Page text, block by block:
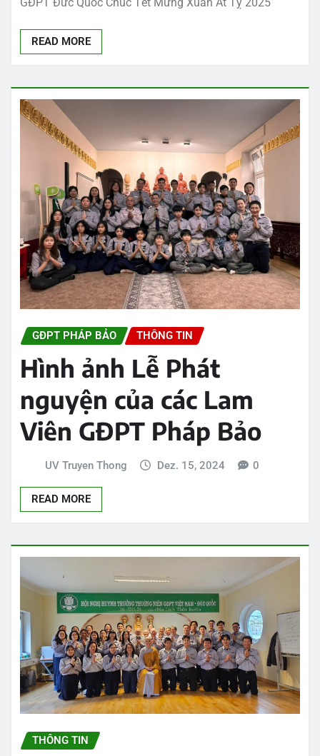
GĐPT Đức Quốc Chúc Tết Mừng Xuân Ất Tỵ 2025
READ MORE
GĐPT PHÁP BẢO THÔNG TIN
Hình ảnh Lễ Phát
nguyện của các Lam
Viên GĐPT Pháp Bảo
UV Truyen Thong Dez. 15, 2024 0
READ MORE
THÔNG TIN